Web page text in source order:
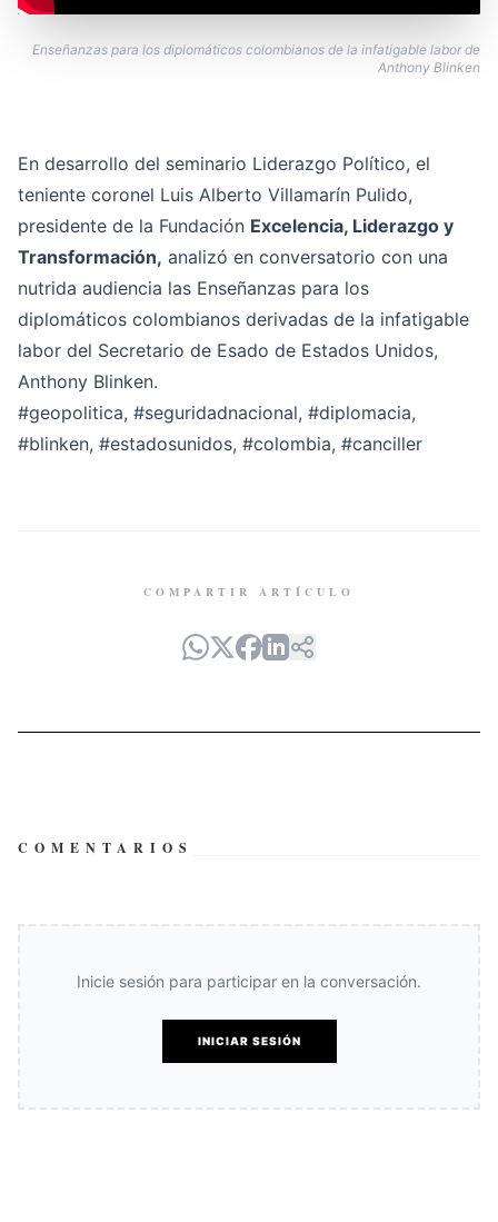
Enseñanzas para los diplomáticos colombianos de la infatigable labor de
Anthony Blinken
En desarrollo del seminario Liderazgo Político, el
teniente coronel Luis Alberto Villamarín Pulido,
presidente de la Fundación Excelencia, Liderazgo y
Transformación, analizó en conversatorio con una
nutrida audiencia las Enseñanzas para los
diplomáticos colombianos derivadas de la infatigable
labor del Secretario de Esado de Estados Unidos,
Anthony Blinken.
#geopolitica, #seguridadnacional, #diplomacia,
#blinken, #estadosunidos, #colombia, #canciller
COMPARTIR ARTÍCULO
COMENTARIOS
Inicie sesión para participar en la conversación.
INICIAR SESIÓN